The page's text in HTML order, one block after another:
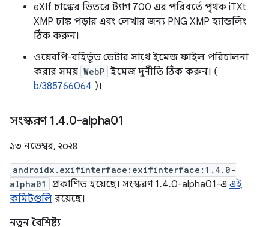
eXIf চাঙ্কের ভিতরে ট্যাগ 700 এর পরিবর্তে পৃথক iTXt
XMP চাঙ্ক পড়ার এবং লেখার জন্য PNG XMP হ্যান্ডলিং
ঠিক করুন।
ওয়েবপি-বহির্ভূত ডেটার সাথে ইমেজ ফাইল পরিচালনা
করার সময় WebP ইমেজ দুর্নীতি ঠিক করুন। (
b/385766064 )।
সংস্করণ 1.4.0-alpha01
১৩ নভেম্বর, ২০২৪
androidx.exifinterface:exifinterface:1.4.0-
alpha01
প্রকাশিত হয়েছে। সংস্করণ 1.4.0-alpha01-এ এই
কমিটগুলি রয়েছে।
নতুন বৈশিষ্ট্য